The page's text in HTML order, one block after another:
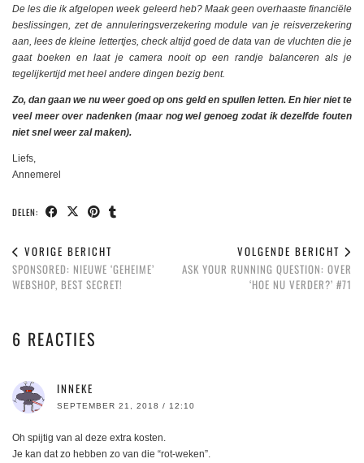
De les die ik afgelopen week geleerd heb? Maak geen overhaaste financiële
beslissingen, zet de annuleringsverzekering module van je reisverzekering
aan, lees de kleine lettertjes, check altijd goed de data van de vluchten die je
gaat boeken en laat je camera nooit op een randje balanceren als je
tegelijkertijd met heel andere dingen bezig bent.
Zo, dan gaan we nu weer goed op ons geld en spullen letten. En hier niet te
veel meer over nadenken (maar nog wel genoeg zodat ik dezelfde fouten
niet snel weer zal maken).
Liefs,
Annemerel
DELEN:
VORIGE BERICHT
SPONSORED: NIEUWE ‘GEHEIME’
WEBSHOP, BEST SECRET!
VOLGENDE BERICHT
ASK YOUR RUNNING QUESTION: OVER
‘HOE NU VERDER?’ #71
6 REACTIES
INNEKE
SEPTEMBER 21, 2018 / 12:10
Oh spijtig van al deze extra kosten.
Je kan dat zo hebben zo van die “rot-weken”.